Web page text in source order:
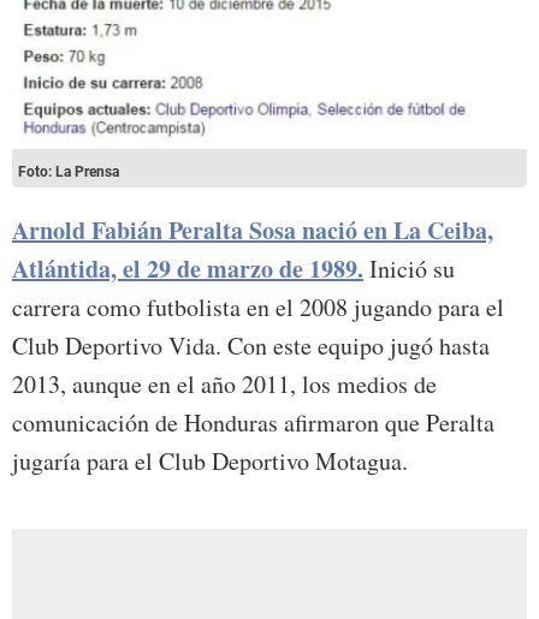
Foto: La Prensa
Arnold Fabián Peralta Sosa nació en La Ceiba,
Atlántida, el 29 de marzo de 1989. Inició su
carrera como futbolista en el 2008 jugando para el
Club Deportivo Vida. Con este equipo jugó hasta
2013, aunque en el año 2011, los medios de
comunicación de Honduras afirmaron que Peralta
jugaría para el Club Deportivo Motagua.